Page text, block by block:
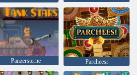
Panzersterne Parcheesi